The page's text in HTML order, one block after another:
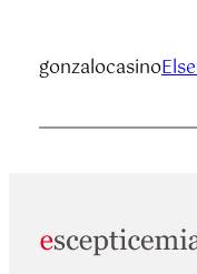
gonzalocasino